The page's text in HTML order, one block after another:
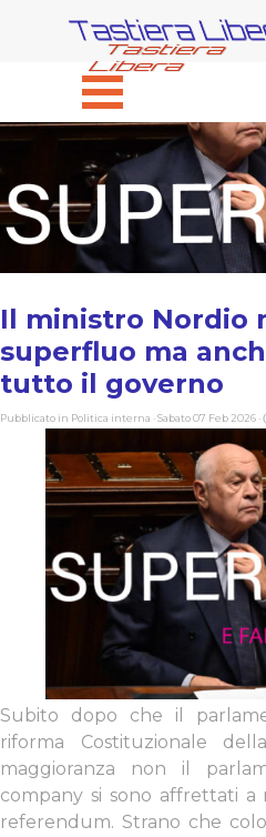
Tastiera
Salta menù
Il ministro Nordio
superfluo ma
tutto il governo
Pubblicato in Politica interna · Sabato 07 Feb 2026 ·
Subito dopo che il
riforma Costituzionale
maggioranza non il
company si sono affrettati a
referendum. Strano che